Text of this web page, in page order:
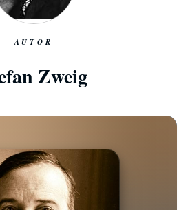
AUTOR
Zweig